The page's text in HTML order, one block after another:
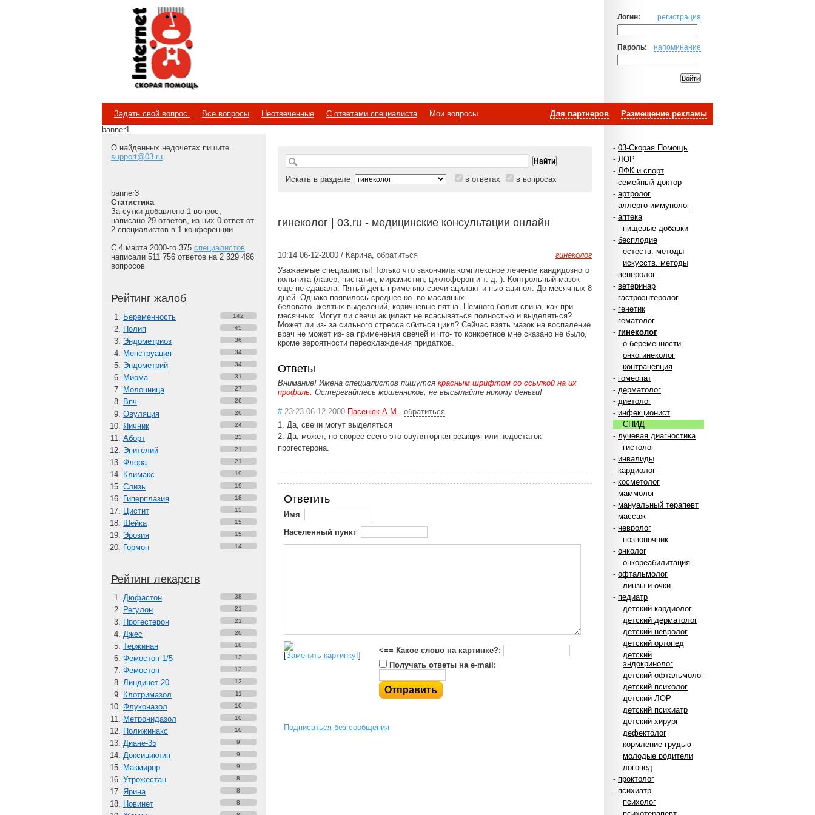
Логин: регистрация
Пароль: напоминание
Internet
Скорая помощь
Размещение рекламы
Для партнеров
Задать свой вопрос. Все вопросы Неотвеченные С ответами специалиста
Мои вопросы
banner1
- 03-Скорая Помощь
- ЛОР
- ЛФК и спорт
- семейный доктор
- артролог
- аллерго-иммунолог
- аптека
пищевые добавки
- бесплодие
естеств. методы
искусств. методы
- венеролог
- ветеринар
- гастроэнтеролог
- генетик
- гематолог
- гинеколог
о беременности
онкогинеколог
контрацепция
- гомеопат
- дерматолог
- диетолог
- инфекционист
СПИД
- лучевая диагностика
гистолог
- инвалиды
- кардиолог
- косметолог
- маммолог
- мануальный терапевт
- массаж
- невролог
позвоночник
- онколог
онкореабилитация
- офтальмолог
линзы и очки
- педиатр
детский кардиолог
детский дерматолог
детский невролог
детский ортопед
детский
эндокринолог
детский офтальмолог
детский психолог
детский ЛОР
детский психиатр
детский хирург
дефектолог
кормление грудью
молодые родители
логопед
- проктолог
- психиатр
психолог
О найденных недочетах пишите
support@03.ru.
banner3
Статистика
За сутки добавлено 1 вопрос,
написано 29 ответов, из них 0 ответ от
2 специалистов в 1 конференции.
С 4 марта 2000-го 375 специалистов
написали 511 756 ответов на 2 329 486
вопросов
Рейтинг жалоб
Беременность 142
Полип 45
Эндометриоз 36
Менструация 34
Эндометрий 34
Миома 31
Молочница 27
Впч 26
Овуляция 26
Яичник 24
Аборт 23
Эпителий 21
Флора 21
Климакс 19
Слизь 19
Гиперплазия 18
Цистит 15
Шейка 15
Эрозия 15
Гормон 14
Рейтинг лекарств
Дюфастон 38
Регулон 21
Прогестерон 21
Джес 20
Тержинан 18
Фемостон 1/5 13
Фемостон 13
Линдинет 20 12
Клотримазол 11
Флуконазол 10
Метронидазол 10
Полижинакс 10
Диане-35 9
Доксициклин 9
Макмирор 9
Утрожестан 8
Ярина 8
Новинет 8
Искать в разделе в ответах в вопросах
гинеколог | 03.ru - медицинские консультации онлайн
гинеколог
10:14 06-12-2000 / Карина, обратиться
Уважаемые специалисты! Только что закончила комплексное лечение кандидозного
кольпита (лазер, нистатин, мирамистин, циклоферон и т. д. ). Контрольный мазок
еще не сдавала. Пятый день применяю свечи ацилакт и пью аципол. До месячных 8
дней. Однако появилось среднее ко- во масляных
беловато- желтых выделений, коричневые пятна. Немного болит спина, как при
месячных. Могут ли свечи акцилакт не всасываться полностью и выделяться?
Может ли из- за сильного стресса сбиться цикл? Сейчас взять мазок на воспаление
врач не может из- за применения свечей и что- то конкретное мне сказано не было,
кроме вероятности переохлаждения придатков.
Ответы
Внимание! Имена специалистов пишутся красным шрифтом со ссылкой на их
профиль. Остерегайтесь мошенников, не высылайте никому деньги!
#23:23 06-12-2000 Пасенюк А.М., обратиться
1. Да, свечи могут выделяться
2. Да, может, но скорее ссего это овуляторная реакция или недостаток
прогестерона.
Ответить
Имя
Населенный пункт
[Заменить картинку!]
<== Какое слово на картинке?:
Получать ответы на e-mail:
Подписаться без сообщения